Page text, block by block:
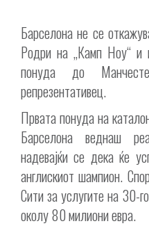
Барселона не се
Родри на „Камп Ноу“ и
понуда до
репрезентативец.
Првата понуда на
Барселона веднаш
надевајќи се дека ќе
англискиот шампион.
Сити за услугите на 30-
околу 80 милиони евра.